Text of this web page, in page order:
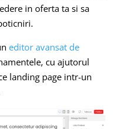
in oferta ta si sa
editor avansat de
cu ajutorul
landing page intr-un